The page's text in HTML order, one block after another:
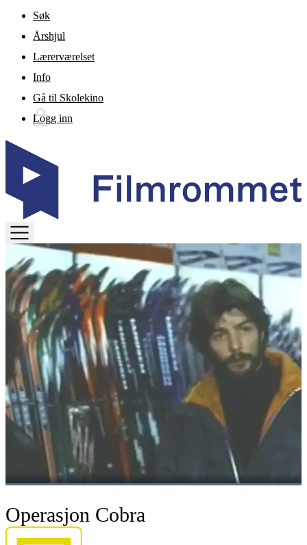
Gå til hovedinnhold
Søk
Årshjul
Lærerværelset
Info
Gå til Skolekino
Logg inn
TOGGLE
MENU
Operasjon Cobra